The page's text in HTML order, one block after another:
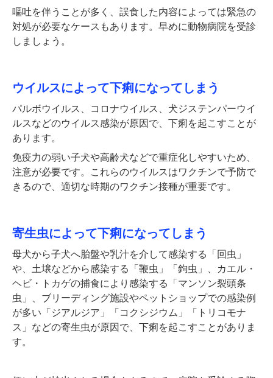
嘔吐を伴うことが多く、誤食した内容によっては緊急の
対処が必要なケースもあります。早めに動物病院を受診
しましょう。
ウイルスによって下痢になってしまう
パルボウイルス、コロナウイルス、犬ジステンパーウイ
ルスなどのウイルス感染が原因で、下痢を起こすことが
あります。
免疫力の弱い子犬や高齢犬などで重症化しやすいため、
注意が必要です。これらのウイルスはワクチンで予防で
きるので、適切な時期のワクチン接種が重要です。
寄生虫によって下痢になってしまう
母犬から子犬へ胎盤や乳汁を介して感染する「回虫」
や、土壌などから感染する「鞭虫」「鉤虫」、カエル・
ヘビ・トカゲの捕食により感染する「マンソン裂頭条
虫」、ブリーディング施設やペットショップでの感染例
が多い「ジアルジア」「コクシジウム」「トリコモナ
ス」などの寄生虫が原因で、下痢を起こすことがありま
す。